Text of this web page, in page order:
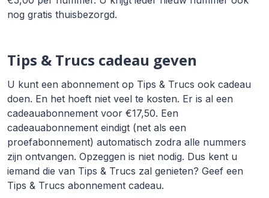
nog gratis thuisbezorgd.
Tips & Trucs cadeau geven
U kunt een abonnement op Tips & Trucs ook cadeau
doen. En het hoeft niet veel te kosten. Er is al een
cadeauabonnement voor €17,50. Een
cadeauabonnement eindigt (net als een
proefabonnement) automatisch zodra alle nummers
zijn ontvangen. Opzeggen is niet nodig. Dus kent u
iemand die van Tips & Trucs zal genieten? Geef een
Tips & Trucs abonnement cadeau.